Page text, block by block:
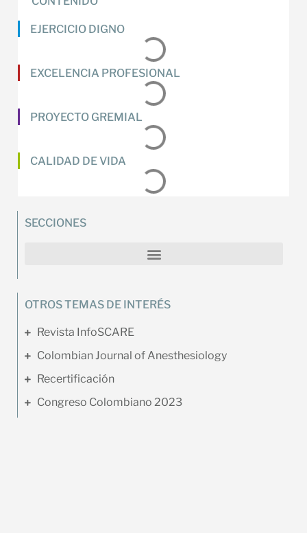
EJERCICIO DIGNO
EXCELENCIA PROFESIONAL
PROYECTO GREMIAL
CALIDAD DE VIDA
SECCIONES
OTROS TEMAS DE INTERÉS
Revista InfoSCARE
Colombian Journal of Anesthesiology
Recertificación
Congreso Colombiano 2023